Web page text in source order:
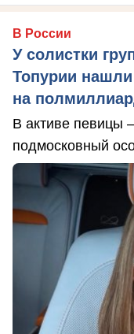
В России
У солистки
Топурии
на
В активе певицы
подмосковный